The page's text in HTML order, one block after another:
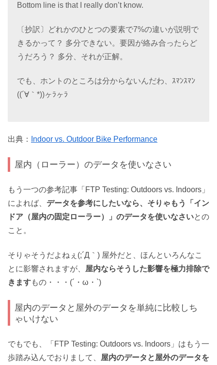
Bottom line is that I really don’t know.
〔抄訳〕どれかのひとつの要素で7%の違いが説明で
きるかって？ 多分できない。要因が絡み合ったらど
うだろう？ 多分、それが正解。
でも、ホントのところは分からないんだわ、ｽﾏﾝｽﾏﾝ
((´∀｀*))ヶﾗヶﾗ
出典： Indoor vs. Outdoor Bike Performance
屋内（ローラー）のデータを使いなさい
もう一つの参考記事「FTP Testing: Outdoors vs. Indoors」
によれば、 データを参考にしたいなら、そりゃもう「イン
ドア（屋内の固定ローラー）」のデータを使いなさいとの
こと。
そりゃそうだよねぇ(;´Д｀) 屋外だと、ほんといろんなこ
とに影響されますが、 屋内ならそうした影響を極力排除で
きますもの・・・(´・ω・`)
屋内のデータと屋外のデータを単純に比較しち
ゃいけない
でもでも、「FTP Testing: Outdoors vs. Indoors」はもう一
歩踏み込んでおりまして、 屋内のデータと屋外のデータを